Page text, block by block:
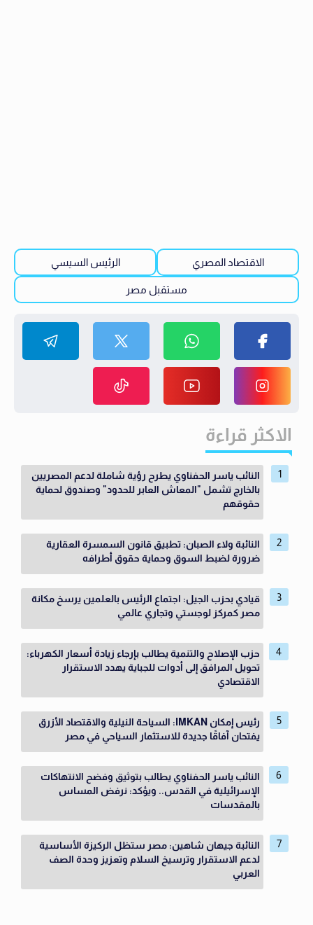
الاقتصاد المصري الرئيس السيسي
مستقبل مصر
الاكثر قراءة
النائب ياسر الحفناوي يطرح رؤية شاملة لدعم المصريين
بالخارج تشمل "المعاش العابر للحدود" وصندوق لحماية
حقوقهم
النائبة ولاء الصبان: تطبيق قانون السمسرة العقارية
ضرورة لضبط السوق وحماية حقوق أطرافه
قيادي بحزب الجيل: اجتماع الرئيس بالعلمين يرسخ مكانة
مصر كمركز لوجستي وتجاري عالمي
حزب الإصلاح والتنمية يطالب بإرجاء زيادة أسعار الكهرباء:
تحويل المرافق إلى أدوات للجباية يهدد الاستقرار
الاقتصادي
رئيس إمكان IMKAN: السياحة النيلية والاقتصاد الأزرق
يفتحان آفاقًا جديدة للاستثمار السياحي في مصر
النائب ياسر الحفناوي يطالب بتوثيق وفضح الانتهاكات
الإسرائيلية في القدس.. ويؤكد: نرفض المساس
بالمقدسات
النائبة جيهان شاهين: مصر ستظل الركيزة الأساسية
لدعم الاستقرار وترسيخ السلام وتعزيز وحدة الصف
العربي